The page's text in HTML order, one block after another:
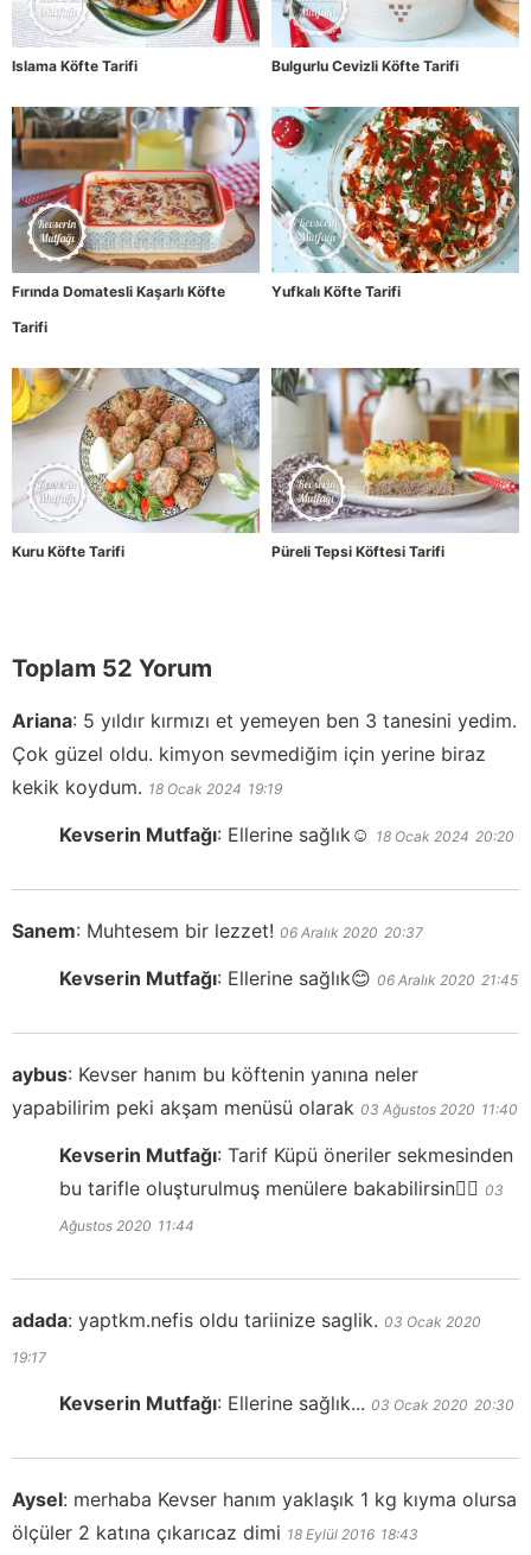
Islama Köfte Tarifi Bulgurlu Cevizli Köfte Tarifi
Fırında Domatesli Kaşarlı Köfte
Tarifi
Yufkalı Köfte Tarifi
Kuru Köfte Tarifi Püreli Tepsi Köftesi Tarifi
Toplam 52 Yorum
Ariana: 5 yıldır kırmızı et yemeyen ben 3 tanesini yedim.
Çok güzel oldu. kimyon sevmediğim için yerine biraz
kekik koydum. 18 Ocak 2024 19:19
Kevserin Mutfağı: Ellerine sağlık☺️ 18 Ocak 2024 20:20
Sanem: Muhtesem bir lezzet! 06 Aralık 2020 20:37
Kevserin Mutfağı: Ellerine sağlık😊 06 Aralık 2020 21:45
aybus: Kevser hanım bu köftenin yanına neler
yapabilirim peki akşam menüsü olarak 03 Ağustos 2020 11:40
Kevserin Mutfağı: Tarif Küpü öneriler sekmesinden
bu tarifle oluşturulmuş menülere bakabilirsin👍🏻 03
Ağustos 2020 11:44
adada: yaptkm.nefis oldu tariinize saglik. 03 Ocak 2020
19:17
Kevserin Mutfağı: Ellerine sağlık... 03 Ocak 2020 20:30
Aysel: merhaba Kevser hanım yaklaşık 1 kg kıyma olursa
ölçüler 2 katına çıkarıcaz dimi 18 Eylül 2016 18:43